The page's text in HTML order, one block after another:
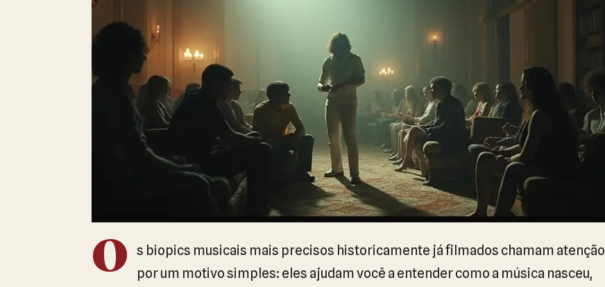
O
s biopics musicais mais precisos historicamente já filmados chamam atenção
por um motivo simples: eles ajudam você a entender como a música nasceu,